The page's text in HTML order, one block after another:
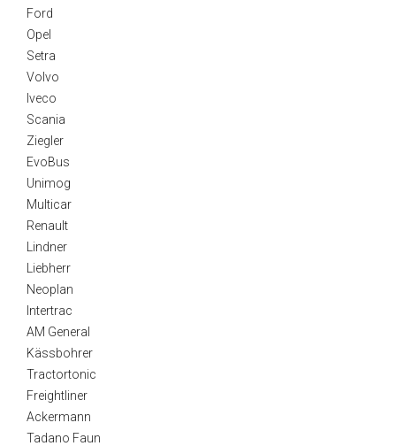
Ford
Opel
Setra
Volvo
Iveco
Scania
Ziegler
EvoBus
Unimog
Multicar
Renault
Lindner
Liebherr
Neoplan
Intertrac
AM General
Kässbohrer
Tractortonic
Freightliner
Ackermann
Tadano Faun